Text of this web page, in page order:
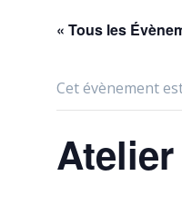
« Tous les
Cet évènement
Atelier